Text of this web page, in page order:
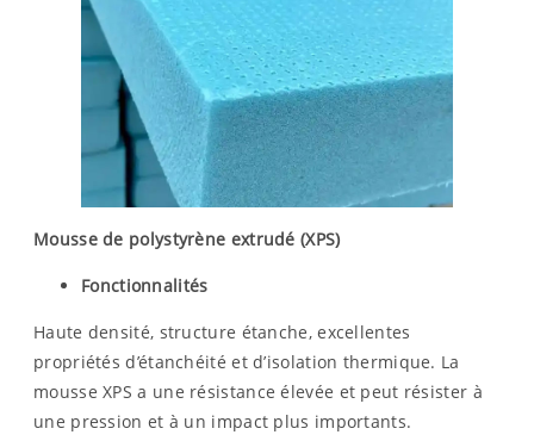
Mousse de polystyrène extrudé (XPS)
Fonctionnalités
Haute densité, structure étanche, excellentes
propriétés d’étanchéité et d’isolation thermique. La
mousse XPS a une résistance élevée et peut résister à
une pression et à un impact plus importants.